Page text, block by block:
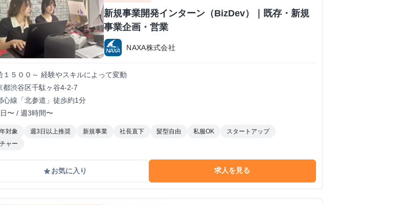
新規事業開発インターン（BizDev）｜既存・新規
事業企画・営業
NAXA株式会社
１５００～ 経験やスキルによって変動
都渋谷区千駄ヶ谷4-2-7
心線「北参道」徒歩約1分
〜 / 週3時間〜
対象 週3日以上推奨 新規事業 社長直下 髪型自由 私服OK
スタートアップ
ャー
gradeお気に入り 求人を見る